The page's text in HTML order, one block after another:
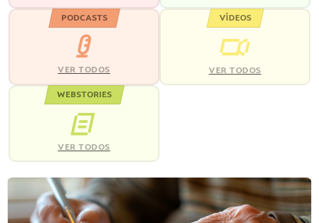
PODCASTS
VER TODOS
VÍDEOS
VER TODOS
WEBSTORIES
VER TODOS